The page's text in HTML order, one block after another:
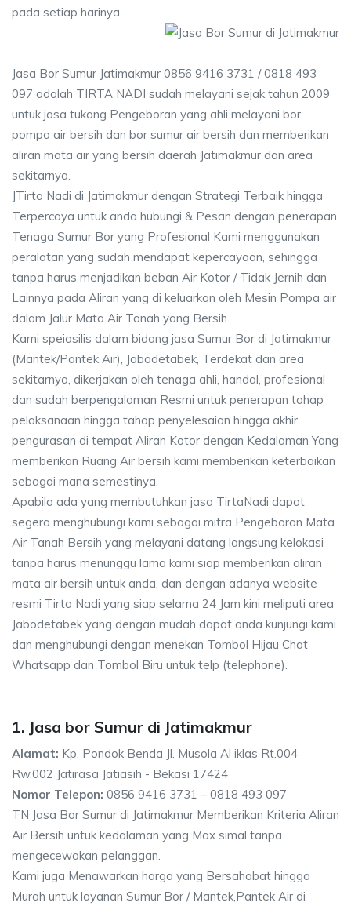
pada setiap harinya.
Jasa Bor Sumur Jatimakmur 0856 9416 3731 / 0818 493
097 adalah TIRTA NADI sudah melayani sejak tahun 2009
untuk jasa tukang Pengeboran yang ahli melayani bor
pompa air bersih dan bor sumur air bersih dan memberikan
aliran mata air yang bersih daerah Jatimakmur dan area
sekitarnya.
JTirta Nadi di Jatimakmur dengan Strategi Terbaik hingga
Terpercaya untuk anda hubungi & Pesan dengan penerapan
Tenaga Sumur Bor yang Profesional Kami menggunakan
peralatan yang sudah mendapat kepercayaan, sehingga
tanpa harus menjadikan beban Air Kotor / Tidak Jernih dan
Lainnya pada Aliran yang di keluarkan oleh Mesin Pompa air
dalam Jalur Mata Air Tanah yang Bersih.
Kami speiasilis dalam bidang jasa Sumur Bor di Jatimakmur
(Mantek/Pantek Air), Jabodetabek, Terdekat dan area
sekitarnya, dikerjakan oleh tenaga ahli, handal, profesional
dan sudah berpengalaman Resmi untuk penerapan tahap
pelaksanaan hingga tahap penyelesaian hingga akhir
pengurasan di tempat Aliran Kotor dengan Kedalaman Yang
memberikan Ruang Air bersih kami memberikan keterbaikan
sebagai mana semestinya.
Apabila ada yang membutuhkan jasa TirtaNadi dapat
segera menghubungi kami sebagai mitra Pengeboran Mata
Air Tanah Bersih yang melayani datang langsung kelokasi
tanpa harus menunggu lama kami siap memberikan aliran
mata air bersih untuk anda, dan dengan adanya website
resmi Tirta Nadi yang siap selama 24 Jam kini meliputi area
Jabodetabek yang dengan mudah dapat anda kunjungi kami
dan menghubungi dengan menekan Tombol Hijau Chat
Whatsapp dan Tombol Biru untuk telp (telephone).
1. Jasa bor Sumur di Jatimakmur
Alamat: Kp. Pondok Benda Jl. Musola Al iklas Rt.004
Rw.002 Jatirasa Jatiasih - Bekasi 17424
Nomor Telepon: 0856 9416 3731 – 0818 493 097
TN Jasa Bor Sumur di Jatimakmur Memberikan Kriteria Aliran
Air Bersih untuk kedalaman yang Max simal tanpa
mengecewakan pelanggan.
Kami juga Menawarkan harga yang Bersahabat hingga
Murah untuk layanan Sumur Bor / Mantek,Pantek Air di